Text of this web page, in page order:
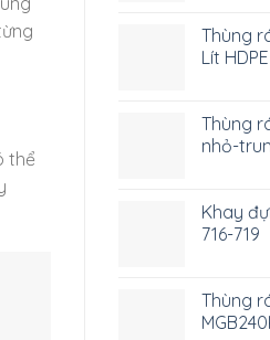
thể
Thùng
Lít HDPE
Thùng
nhỏ-
Khay
716-719
Thùng